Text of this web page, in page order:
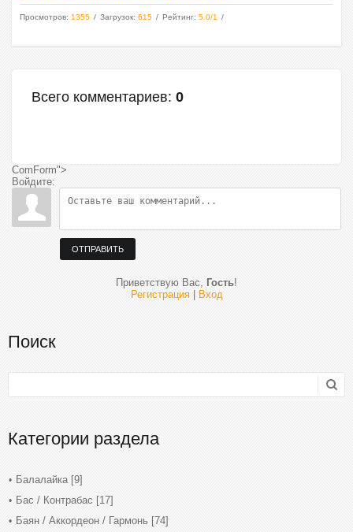
Просмотров: 1355 Загрузок: 615 Рейтинг: 5.0/1
Всего комментариев: 0
ComForm">
Войдите:
ОТПРАВИТЬ
Приветствую Вас, Гость!
Регистрация| Вход
Поиск
Категории раздела
Балалайка [9]
Бас / Контрабас [17]
Баян / Аккордеон / Гармонь [74]